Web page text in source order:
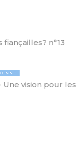
n°13
vision pour les